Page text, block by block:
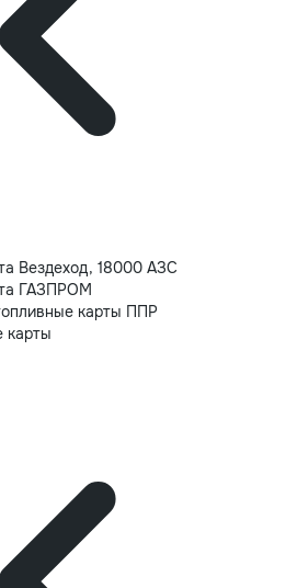
Вездеход, 18000 АЗС
ГАЗПРОМ
карты ППР
карты